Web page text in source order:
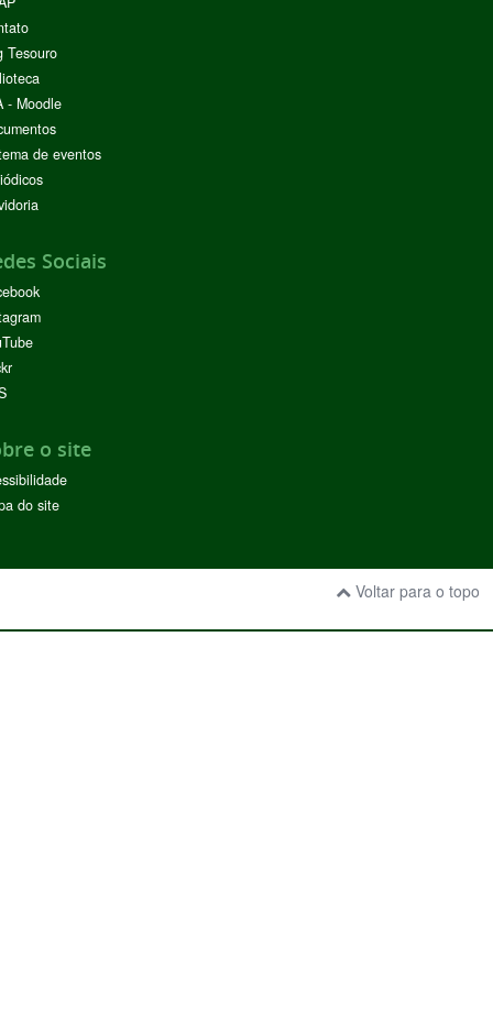
Tesouro
- Moodle
de eventos
Sociais
o site
do site
Voltar para o topo